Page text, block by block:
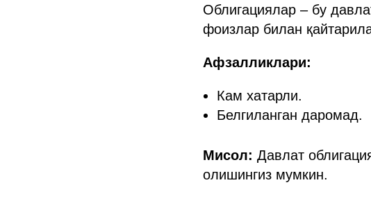
Облигациялар – бу
фоизлар билан
Афзалликлари:
Кам хатарли.
Белгиланган даромад.
Мисол: Давлат
олишингиз мумкин.